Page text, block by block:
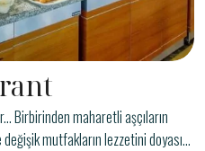
Birbirinden maharetli aşçıların
mutfakların lezzetini doyasıya